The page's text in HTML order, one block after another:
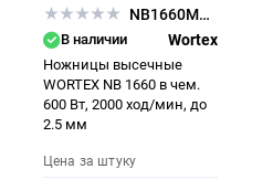
NB1660M0018
В наличии Wortex
Ножницы высечные
WORTEX NB 1660 в чем.
600 Вт, 2000 ход/мин, до
2.5 мм
Цена за штуку